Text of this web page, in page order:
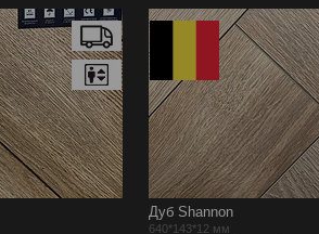
Дуб Shannon
640*143*12 мм